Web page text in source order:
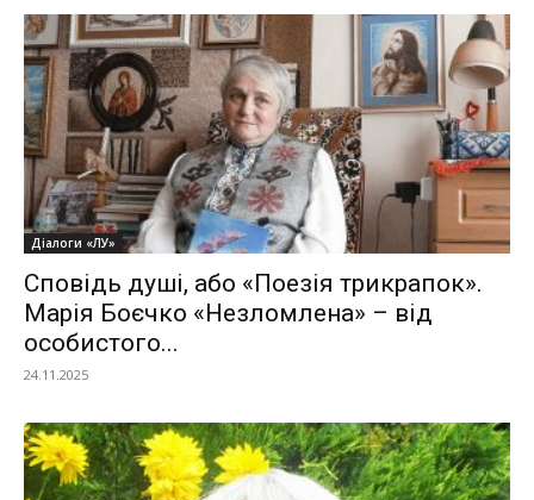
Діалоги «ЛУ»
Сповідь душі, або «Поезія трикрапок».
Марія Боєчко «Незломлена» – від
особистого...
24.11.2025